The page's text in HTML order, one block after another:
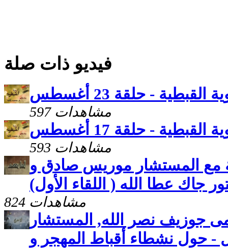
فيديو ذات صلة
القبطية - حلقة 23 أغسطس
597 مشاهدات
القبطية - حلقة 17 أغسطس
593 مشاهدات
مع المستشار موريس صادق و
جاك عطا الله ( اللقاء الأول)
824 مشاهدات
جوزيف نصر الله, المستشار
- حول نشطاء أقباط المهجر و